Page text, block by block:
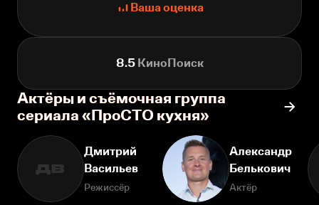
Ваша оценка
8.5КиноПоиск
Актёры и съёмочная группа
сериала «ПроСТО кухня»
ДВ
Дмитрий
Васильев
Режиссёр
Александр
Белькович
Актёр